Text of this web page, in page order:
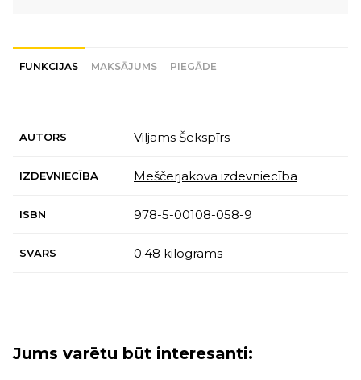
FUNKCIJAS MAKSĀJUMS PIEGĀDE
AUTORS Viljams Šekspīrs
IZDEVNIECĪBA Meščerjakova izdevniecība
ISBN 978-5-00108-058-9
SVARS 0.48 kilograms
Jums varētu būt interesanti: